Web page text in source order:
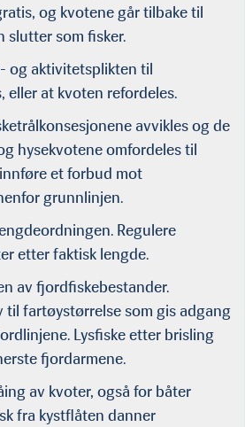
og kvotene går tilbake til
slutter som fisker.
og aktivitetsplikten til
eller at kvoten refordeles.
avvikles og de
hysekvotene omfordeles til
et forbud mot
grunnlinjen.
Regulere
etter faktisk lengde.
av fjordfiskebestander.
til fartøystørrelse som gis adgang
Lysfiske etter brisling
fjordarmene.
av kvoter, også for båter
fra kystflåten danner